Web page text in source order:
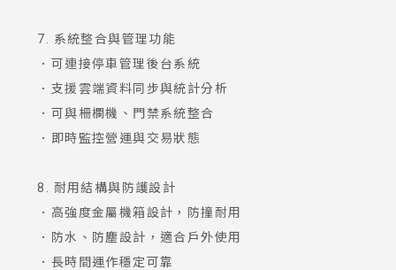
7. 系統整合與管理功能
．可連接停車管理後台系統
．支援雲端資料同步與統計分析
．可與柵欄機、門禁系統整合
．即時監控營運與交易狀態
8. 耐用結構與防護設計
．高強度金屬機箱設計，防撞耐用
．防水、防塵設計，適合戶外使用
．長時間運作穩定可靠